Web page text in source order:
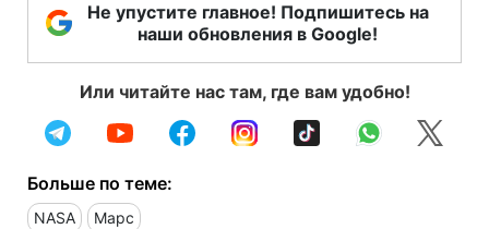
Не упустите главное! Подпишитесь на
наши обновления в Google!
Или читайте нас там, где вам удобно!
Больше по теме:
NASA Марс